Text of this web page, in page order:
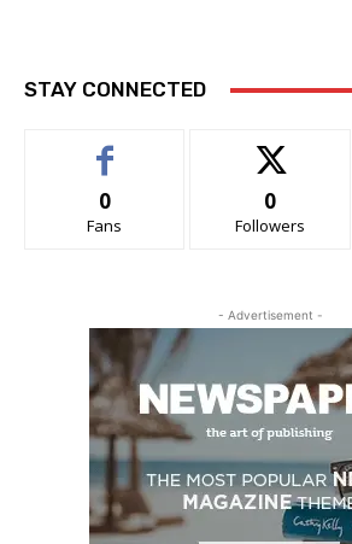
STAY CONNECTED
0
Fans
0
Followers
- Advertisement -